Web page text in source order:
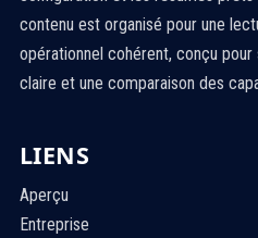
contenu est organisé pour une
opérationnel cohérent, conçu
claire et une comparaison des
LIENS
Aperçu
Entreprise